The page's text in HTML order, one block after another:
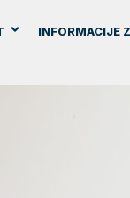
INFORMACIJE